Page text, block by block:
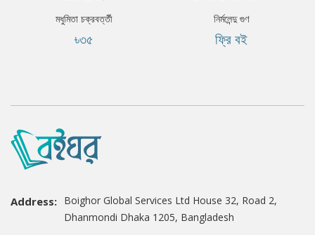
মধুমিতা চক্রবর্ত্তী
৳৩৫
নির্মলেন্দু গুণ
ফ্রি বই
Address: Boighor Global Services Ltd House 32, Road 2,
Dhanmondi Dhaka 1205, Bangladesh